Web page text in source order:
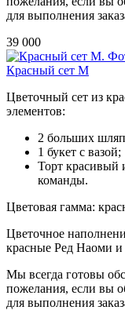
для выполнения
39 000
Красный сет M
Цветочный сет из
элементов:
2 больших
1 букет с вазой;
Торт красивый
команды.
Цветовая гамма:
Цветочное
красные Ред Наоми и
Мы всегда готовы
пожелания, если вы
для выполнения